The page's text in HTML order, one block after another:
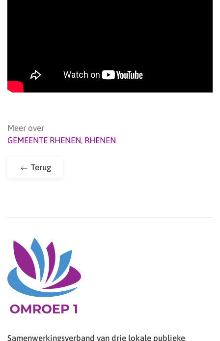
Meer over
GEMEENTE RHENEN, RHENEN
Terug
Samenwerkingsverband van drie lokale publieke